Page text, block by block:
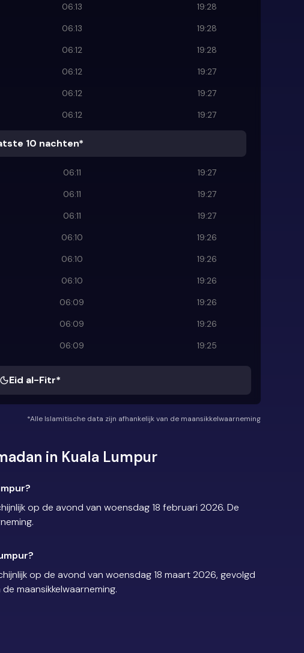
06:13
19:28
06:13
19:28
06:12
19:28
06:12
19:27
06:12
19:27
06:12 19:27
10 nachten*
06:11
19:27
06:11
19:27
06:11
19:27
06:10
19:26
06:10
19:26
06:10
19:26
06:09
19:26
06:09
19:26
06:09 19:25
Eid al-Fitr*
*Alle Islamitische data zijn afhankelijk van de maansikkelwaarneming
in Kuala Lumpur
op de avond van woensdag 18 februari 2026. De
op de avond van woensdag 18 maart 2026, gevolgd
maansikkelwaarneming.